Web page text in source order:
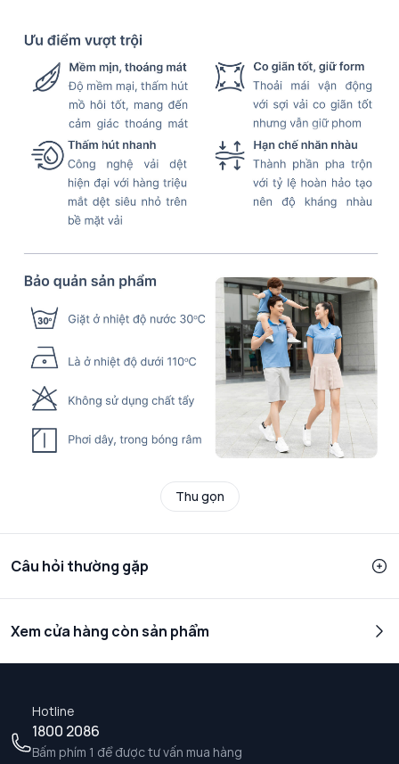
Thu gọn
Câu hỏi thường gặp
Xem cửa hàng còn sản phẩm
Hotline
1800 2086
Bấm phím 1 để được tư vấn mua hàng